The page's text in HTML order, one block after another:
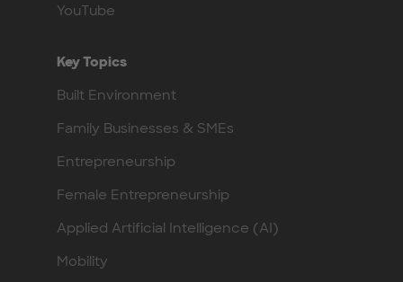
YouTube
Key Topics
Built Environment
Family Businesses & SMEs
Entrepreneurship
Female Entrepreneurship
Applied Artificial Intelligence (AI)
Mobility